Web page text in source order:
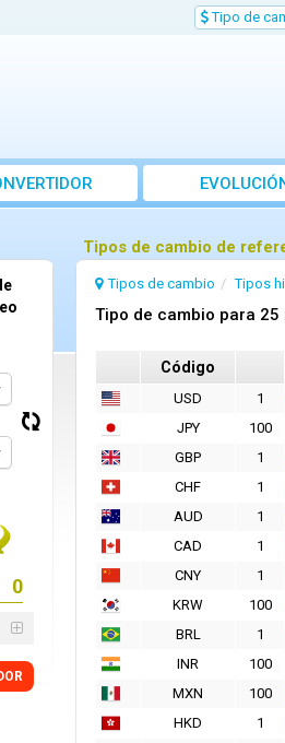
Tipo de
Tipos de cambio de
Tipos de cambio Tipos
Tipo de cambio para
Código
USD 1
JPY
100
GBP
1
CHF
1
AUD
1
CAD
1
CNY
1
KRW
100
BRL
1
INR
100
MXN
100
HKD
1